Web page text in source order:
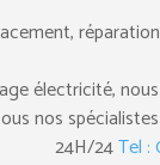
électricité,
nos
24H/24Tel :